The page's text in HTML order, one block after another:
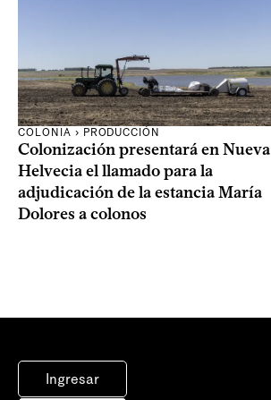
COLONIA › PRODUCCIÓN
Colonización presentará en Nueva
Helvecia el llamado para la
adjudicación de la estancia María
Dolores a colonos
Ingresar